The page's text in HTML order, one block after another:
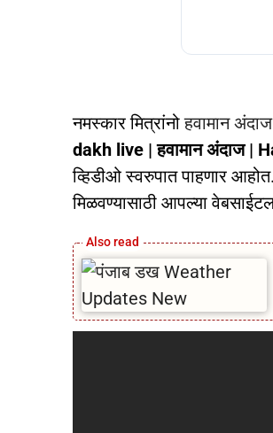
नमस्कार मित्रांनोहवामान अंदाज
dakh live | हवामान अंदाज |
व्हिडीओ स्वरुपात पाहणार
मिळवण्यासाठी आपल्या